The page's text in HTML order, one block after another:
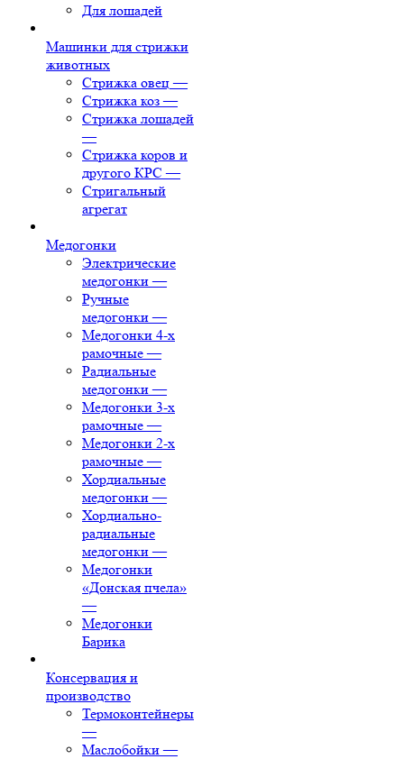
Для лошадей
Машинки для стрижки
животных
Стрижка овец —
Стрижка коз —
Стрижка лошадей
—
Стрижка коров и
другого КРС —
Стригальный
агрегат
Медогонки
Электрические
медогонки —
Ручные
медогонки —
Медогонки 4-х
рамочные —
Радиальные
медогонки —
Медогонки 3-х
рамочные —
Медогонки 2-х
рамочные —
Хордиальные
медогонки —
Хордиально-
радиальные
медогонки —
Медогонки
«Донская пчела»
—
Медогонки
Барика
Консервация и
производство
Термоконтейнеры
—
Маслобойки —